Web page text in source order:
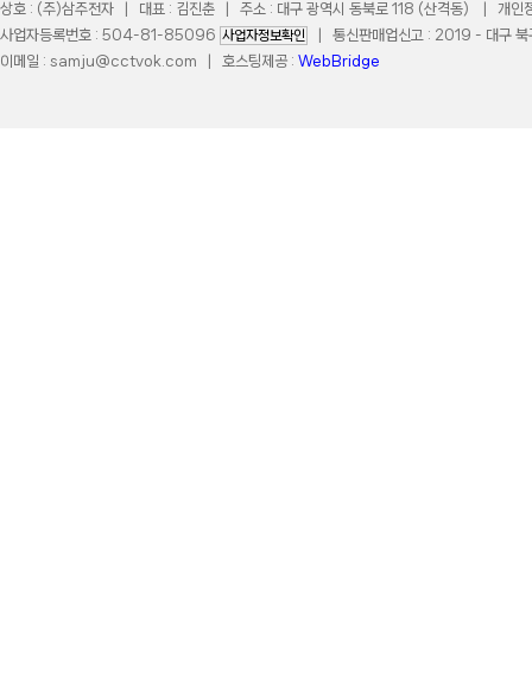
상호 : (주)삼주전자 | 대표 : 김진춘 | 주소 : 대구 광역시 동북로 118 (산격동) | 개인정
사업자등록번호 : 504-81-85096 사업자정보확인
| 통신판매업신고 : 2019 - 대
이메일 : samju@cctvok.com | 호스팅제공 : WebBridge